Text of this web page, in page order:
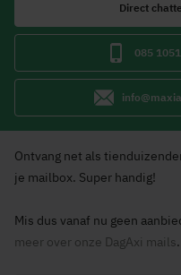
Direct
085
Ontvang net als
je mailbox. Super handig!
Mis dus vanaf nu geen
meer over onze DagAxi mails.